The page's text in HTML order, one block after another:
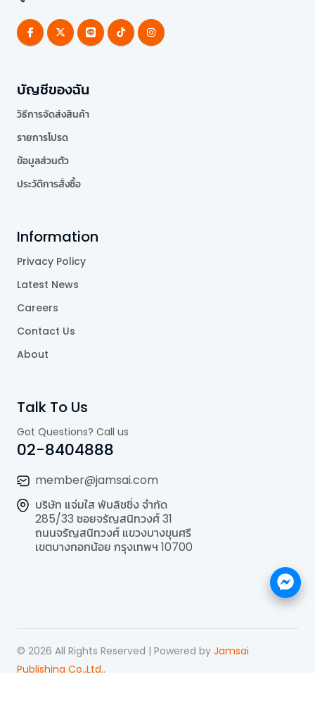
บัญชีของฉัน
วิธีการจัดส่งสินค้า
รายการโปรด
ข้อมูลส่วนตัว
ประวัติการสั่งซื้อ
Information
Privacy Policy
Latest News
Careers
Contact Us
About
Talk To Us
Got Questions? Call us
02-8404888
member@jamsai.com
บริษัท แจ่มใส พับลิชชิ่ง จำกัด
285/33 ซอยจรัญสนิทวงศ์ 31
ถนนจรัญสนิทวงศ์ แขวงบางขุนศรี
เขตบางกอกน้อย กรุงเทพฯ 10700
© 2026 All Rights Reserved | Powered by Jamsai
Publishing Co.,Ltd..